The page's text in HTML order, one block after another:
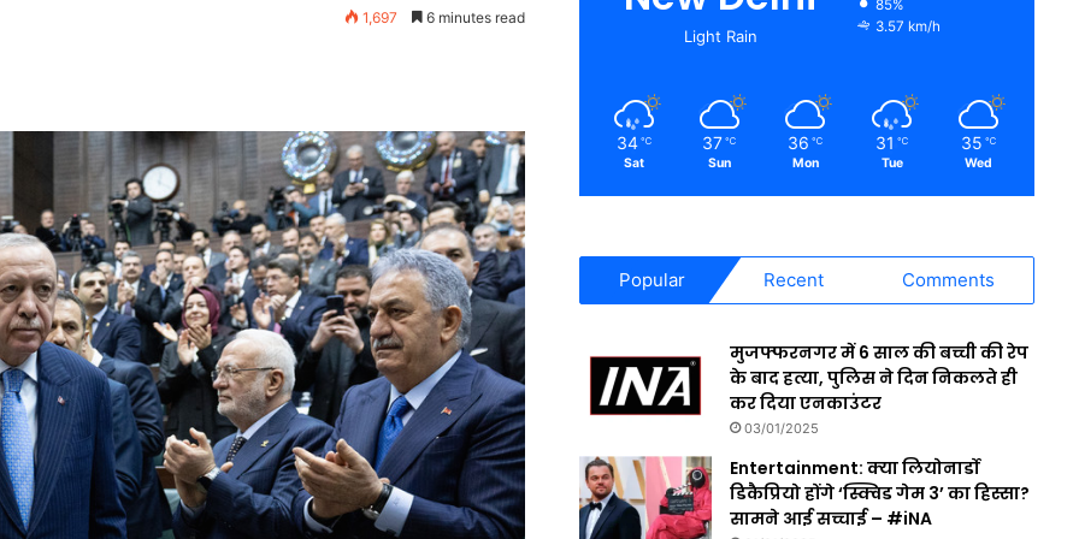
1,697 6 minutes read
Light Rain
85%
3.57 km/h
34 ℃
Sat
37 ℃
Sun
36 ℃
Mon
31 ℃
Tue
35 ℃
Wed
Popular Recent Comments
मुजफ्फरनगर में 6 साल की बच्ची की रेप
के बाद हत्या, पुलिस ने दिन निकलते ही
कर दिया एनकाउंटर
03/01/2025
Entertainment: क्या लियोनार्डो
डिकैप्रियो होंगे ‘स्क्विड गेम 3’ का हिस्सा?
सामने आई सच्चाई – #iNA